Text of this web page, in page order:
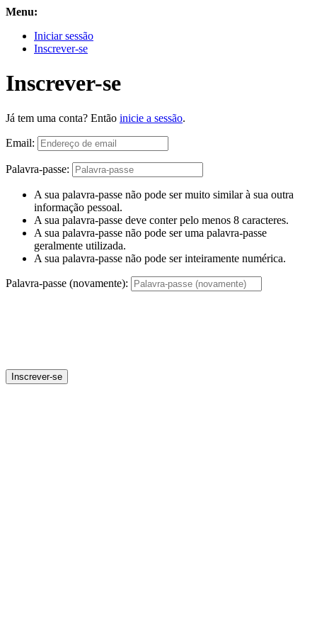
Menu:
Iniciar sessão
Inscrever-se
Inscrever-se
Já tem uma conta? Então inicie a sessão.
Email:
Palavra-passe:
A sua palavra-passe não pode ser muito similar à sua outra
informação pessoal.
A sua palavra-passe deve conter pelo menos 8 caracteres.
A sua palavra-passe não pode ser uma palavra-passe
geralmente utilizada.
A sua palavra-passe não pode ser inteiramente numérica.
Palavra-passe (novamente):
Inscrever-se